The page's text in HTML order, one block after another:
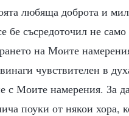
любяща доброта и
бе съсредоточил не
на Моите
чувствителен в
с Моите намерения. За
поуки от някои хора,